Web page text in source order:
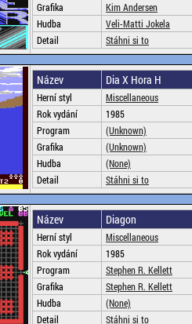
Grafika
Kim Andersen
Hudba
Veli-Matti Jokela
Detail
Stáhni si to
Název Dia X Hora H
Herní styl
Miscellaneous
Rok vydání
1985
Program
(Unknown)
Grafika
(Unknown)
Hudba
(None)
Detail
Stáhni si to
Název Diagon
Herní styl
Miscellaneous
Rok vydání
1985
Program
Stephen R. Kellett
Grafika
Stephen R. Kellett
Hudba
(None)
Detail
Stáhni si to